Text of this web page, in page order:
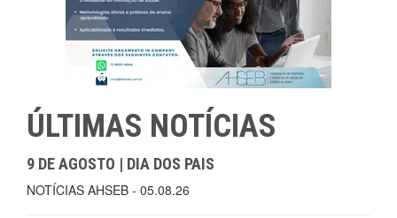
ÚLTIMAS NOTÍCIAS
9 DE AGOSTO | DIA DOS PAIS
NOTÍCIAS AHSEB - 05.08.26